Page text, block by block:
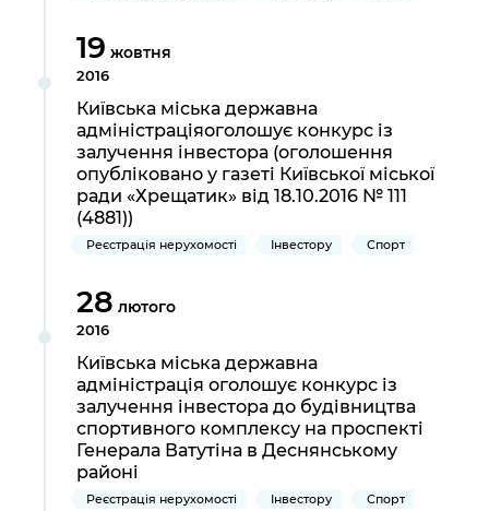
19 жовтня
2016
Київська міська державна
адміністраціяоголошує конкурс із
залучення інвестора (оголошення
опубліковано у газеті Київської міської
ради «Хрещатик» від 18.10.2016 № 111
(4881))
Реєстрація нерухомості Інвестору Спорт
28 лютого
2016
Київська міська державна
адміністрація оголошує конкурс із
залучення інвестора до будівництва
спортивного комплексу на проспекті
Генерала Ватутіна в Деснянському
районі
Реєстрація нерухомості Інвестору Спорт